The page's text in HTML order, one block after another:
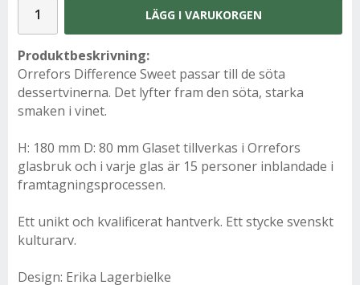
LÄGG I VARUKORGEN
Produktbeskrivning:
Orrefors Difference Sweet passar till de söta
dessertvinerna. Det lyfter fram den söta, starka
smaken i vinet.
H: 180 mm D: 80 mm Glaset tillverkas i Orrefors
glasbruk och i varje glas är 15 personer inblandade i
framtagningsprocessen.
Ett unikt och kvalificerat hantverk. Ett stycke svenskt
kulturarv.
Design: Erika Lagerbielke